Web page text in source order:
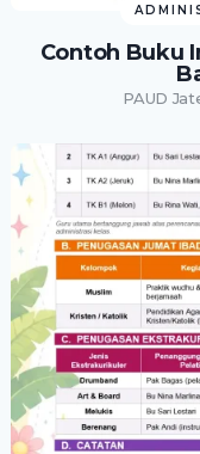
Contoh Buku
PAUD